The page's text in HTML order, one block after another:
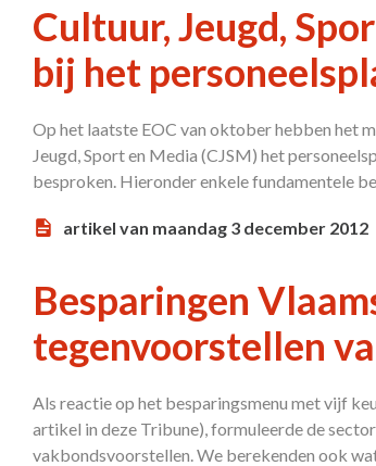
Cultuur, Jeugd,
bij het
Op het laatste EOC van oktober hebben het
Jeugd, Sport en Media (CJSM) het
besproken. Hieronder enkele fundamentele
artikel van maandag 3 december 2012
Besparingen
tegenvoorstellen
Als reactie op het besparingsmenu met vijf
artikel in deze Tribune), formuleerde de
vakbondsvoorstellen. We berekenden ook